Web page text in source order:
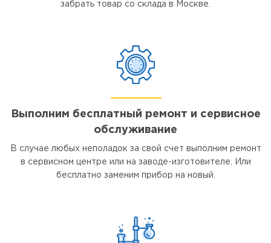
забрать товар со склада в Москве.
Выполним бесплатный ремонт и сервисное
обслуживание
В случае любых неполадок за свой счет выполним ремонт
в сервисном центре или на заводе-изготовителе. Или
бесплатно заменим прибор на новый.